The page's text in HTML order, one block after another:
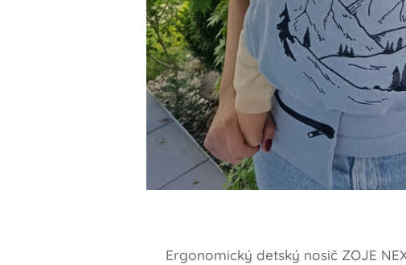
Ergonomický detský nosič ZOJE